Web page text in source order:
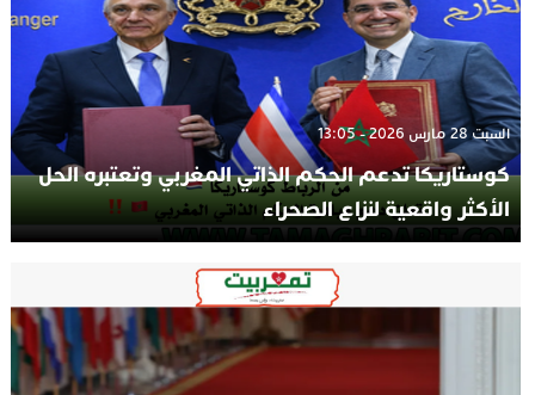
السبت 28 مارس 2026 - 13:05
كوستاريكا تدعم الحكم الذاتي المغربي وتعتبره الحل
الأكثر واقعية لنزاع الصحراء